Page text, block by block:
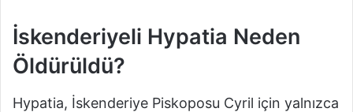
İskenderiyeli Hypatia Neden
Öldürüldü?
Hypatia, İskenderiye Piskoposu Cyril için yalnızca